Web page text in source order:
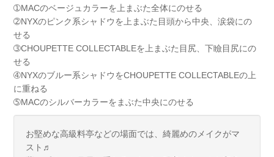
➀MACのベージュカラーを上まぶた全体にのせる
➁NYXのピンク系シャドウを上まぶた目頭から中央、涙袋にの
せる
➂CHOUPETTE COLLECTABLEを上まぶた目尻、下瞼目尻にの
せる
➃NYXのブルー系シャドウをCHOUPETTE COLLECTABLEの上
に重ねる
➄MACのシルバーカラーをまぶた中央にのせる
お堅めな高級料亭などの場面では、綺麗めのメイクがマ
スト♬